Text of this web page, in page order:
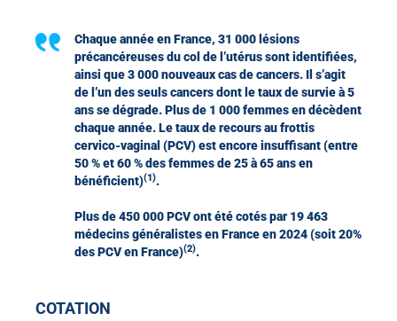
Chaque année en France, 31 000 lésions
précancéreuses du col de l’utérus sont identifiées,
ainsi que 3 000 nouveaux cas de cancers. Il s’agit
de l’un des seuls cancers dont le taux de survie à 5
ans se dégrade. Plus de 1 000 femmes en décèdent
chaque année. Le taux de recours au frottis
cervico-vaginal (PCV) est encore insuffisant (entre
50 % et 60 % des femmes de 25 à 65 ans en
bénéficient)(1).
Plus de 450 000 PCV ont été cotés par 19 463
médecins généralistes en France en 2024 (soit 20%
des PCV en France)(2).
COTATION